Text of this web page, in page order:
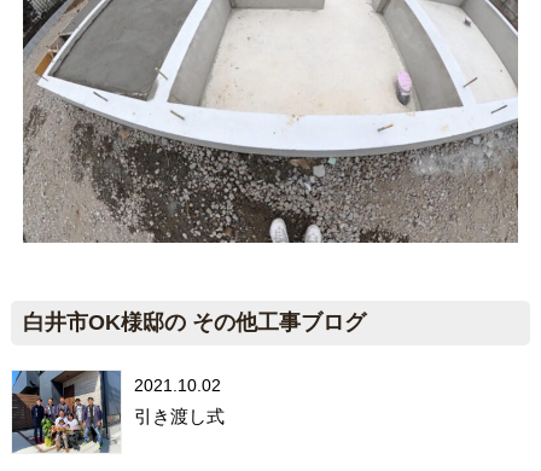
白井市OK様邸の その他工事ブログ
2021.10.02
引き渡し式